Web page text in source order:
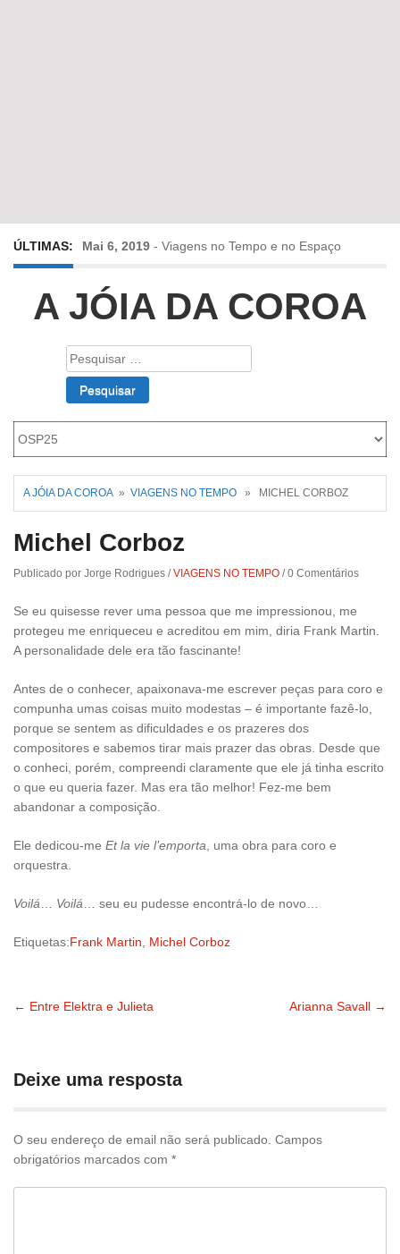
ÚLTIMAS: Mai 6, 2019 - Viagens no Tempo e no Espaço
Abr 24, 2019 -Diz-me a verdade a mentir
Fev 22, 2019
Roriz
A JÓIA DA COROA
Pesquisar
por:
A JÓIA DA COROA » VIAGENS NO TEMPO » MICHEL CORBOZ
Michel Corboz
Publicado por Jorge Rodrigues /VIAGENS NO TEMPO /0 Comentários
Se eu quisesse rever uma pessoa que me impressionou, me
protegeu me enriqueceu e acreditou em mim, diria Frank Martin.
A personalidade dele era tão fascinante!
Antes de o conhecer, apaixonava-me escrever peças para coro e
compunha umas coisas muito modestas – é importante fazê-lo,
porque se sentem as dificuldades e os prazeres dos
compositores e sabemos tirar mais prazer das obras. Desde que
o conheci, porém, compreendi claramente que ele já tinha escrito
o que eu queria fazer. Mas era tão melhor! Fez-me bem
abandonar a composição.
Ele dedicou-me Et la vie l’emporta , uma obra para coro e
orquestra.
Voilá Voilá … seu eu pudesse encontrá-lo de novo…
Etiquetas:Frank Martin Michel Corboz
pelas
publicações
← Entre Elektra e Julieta Arianna Savall →
Deixe uma resposta
O seu endereço de email não será publicado. Campos
obrigatórios marcados com *